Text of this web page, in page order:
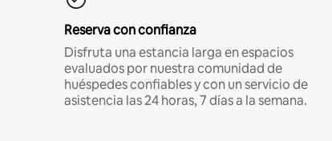
Reserva con confianza
Disfruta una estancia larga en espacios
evaluados por nuestra comunidad de
huéspedes confiables y con un servicio de
asistencia las 24 horas, 7 días a la semana.